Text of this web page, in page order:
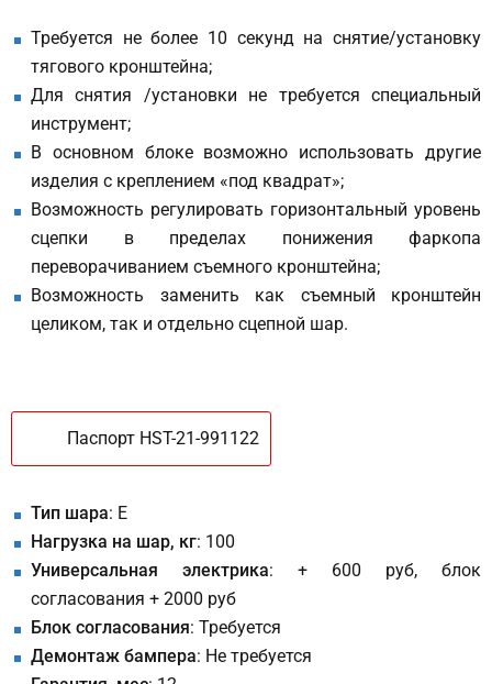
Требуется не более 10 секунд на снятие/установку
тягового кронштейна;
Для снятия /установки не требуется специальный
инструмент;
В основном блоке возможно использовать другие
изделия с креплением «под квадрат»;
Возможность регулировать горизонтальный уровень
сцепки в пределах понижения фаркопа
переворачиванием съемного кронштейна;
Возможность заменить как съемный кронштейн
целиком, так и отдельно сцепной шар.
Паспорт HST-21-991122
Тип шара: E
Нагрузка на шар, кг: 100
Универсальная электрика: + 600 руб, блок
согласования + 2000 руб
Блок согласования: Требуется
Демонтаж бампера: Не требуется